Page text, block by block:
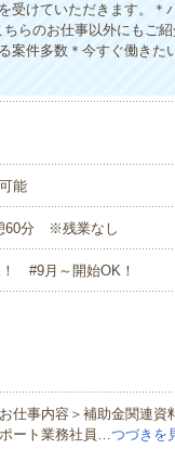
受けていただきます。＊
らのお仕事以外にもご
案件多数＊今すぐ働きた
能
60分 ※残業なし
#9月～開始OK！
仕事内容＞補助金関連資
ート業務社員…つづきを